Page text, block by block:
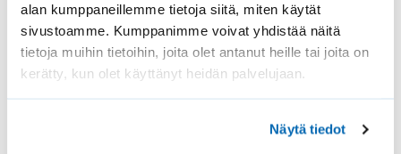
alan kumppaneillemme tietoja siitä, miten käytät
sivustoamme. Kumppanimme voivat yhdistää näitä
tietoja muihin tietoihin, joita olet antanut heille tai joita on
kerätty, kun olet käyttänyt heidän palvelujaan.
Näytä tiedot
Vekkikaihtimet
Parvekekaihtimet